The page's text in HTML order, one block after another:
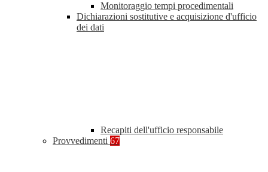
Monitoraggio tempi procedimentali
Dichiarazioni sostitutive e acquisizione d'ufficio
dei dati
Recapiti dell'ufficio responsabile
Provvedimenti 67